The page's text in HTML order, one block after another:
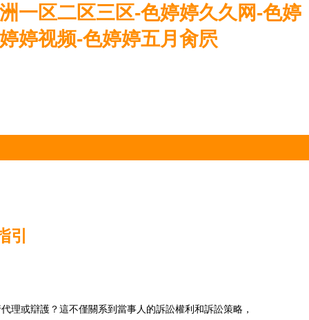
一区二区三区-色婷婷久久网-色婷
婷视频-色婷婷五月肏屄
引
理或辯護？這不僅關系到當事人的訴訟權利和訴訟策略，